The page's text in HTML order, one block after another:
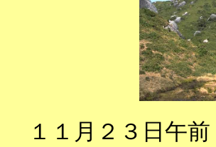
１１月２３日午前